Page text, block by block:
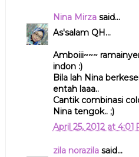
Nina Mirzasaid...
As'salam QH...
Amboiii~~~
indon :)
Bila lah Nina
entah laaa..
Cantik combinasi
Nina tengok.. ;)
April 25, 2012 at 4:01
zila norazilasaid...